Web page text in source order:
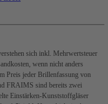
sich inkl. Mehrwertsteuer
wenn nicht anders
Im Preis jeder Brillenfassung von
FRAIMS sind bereits zwei
Einstärken-Kunststoffgläser